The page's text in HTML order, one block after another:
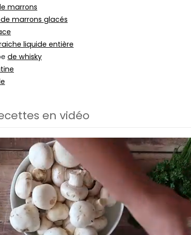
marrons
marrons glacés
liquide entière
de whisky
en vidéo